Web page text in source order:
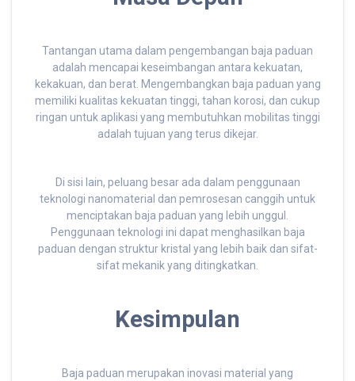
Tantangan utama dalam pengembangan baja paduan
adalah mencapai keseimbangan antara kekuatan,
kekakuan, dan berat. Mengembangkan baja paduan yang
memiliki kualitas kekuatan tinggi, tahan korosi, dan cukup
ringan untuk aplikasi yang membutuhkan mobilitas tinggi
adalah tujuan yang terus dikejar.
Di sisi lain, peluang besar ada dalam penggunaan
teknologi nanomaterial dan pemrosesan canggih untuk
menciptakan baja paduan yang lebih unggul.
Penggunaan teknologi ini dapat menghasilkan baja
paduan dengan struktur kristal yang lebih baik dan sifat-
sifat mekanik yang ditingkatkan.
Kesimpulan
Baja paduan merupakan inovasi material yang